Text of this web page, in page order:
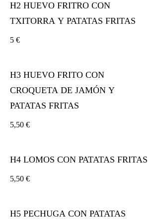
H2 HUEVO FRITRO CON
TXITORRA Y PATATAS FRITAS
5 €
H3 HUEVO FRITO CON
CROQUETA DE JAMÓN Y
PATATAS FRITAS
5,50 €
H4 LOMOS CON PATATAS FRITAS
5,50 €
H5 PECHUGA CON PATATAS